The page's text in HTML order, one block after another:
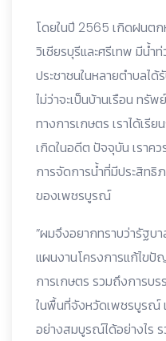
โดยในปี 2565 เกิดฝนต
วิเชียรบุรีและศรีเทพ มีน้ำ
ประชาชนในหลายตำบลไ
ไม่ว่าจะเป็นบ้านเรือน ทรั
ทางการเกษตร เราได้เรี
เกิดในอดีต ปัจจุบัน เราค
การจัดการน้ำที่มีประสิทธิ
ของเพชรบูรณ์
”ผมจึงอยากทราบว่ารัฐบ
แผนงานโครงการแก้ไข
การเกษตร รวมถึงการบร
ในพื้นที่จังหวัดเพชรบูรณ์
อย่างสมบูรณ์ได้อย่างไร